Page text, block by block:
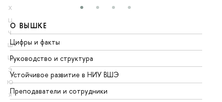
Х
Ц
Ч
Ш
Щ
Э
Ю
Я
О ВЫШКЕ
Цифры и факты
Руководство и структура
Устойчивое развитие в НИУ ВШЭ
Преподаватели и сотрудники